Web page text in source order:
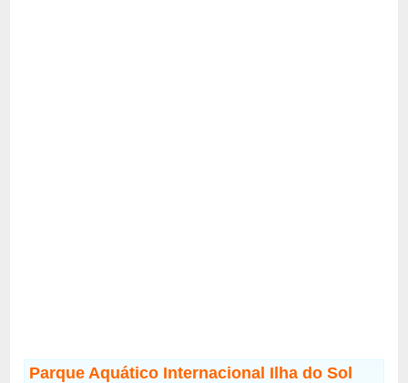
Parque Aquático Internacional Ilha do Sol